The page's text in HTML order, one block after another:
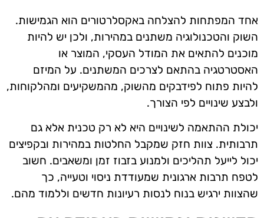
אחד המפתחות להצלחה באקסלרטורים הוא הגמישות.
השוק והטכנולוגיה משתנים במהירות, ולכן יש להיות
מוכנים להתאים את המודל העסקי, המוצר או
האסטרטגיה בהתאם לצרכים המשתנים. על המיזם
להיות פתוח לפידבקים מהשוק, מהמשקיעים ומהלקוחות,
ולבצע שינויים לפי הצורך.
יכולת ההתאמה לשינויים היא לא רק טכנית אלא גם
תרבותית. צוות חזק שמקבל החלטות במהירות ובקפיצים
יכול לייעל תהליכים ולמנוע בזבוז זמן ומשאבים. חשוב
לטפח תרבות ארגונית שמעודדת ניסוי וטעייה, כך
שהצוות ירגיש בנוח לנסות רעיונות חדשים וללמוד מהם.